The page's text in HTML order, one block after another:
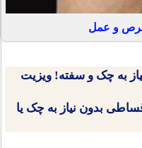
قرص و عمل
به چک و سفته! ویزیت
بدون نیاز به چک یا